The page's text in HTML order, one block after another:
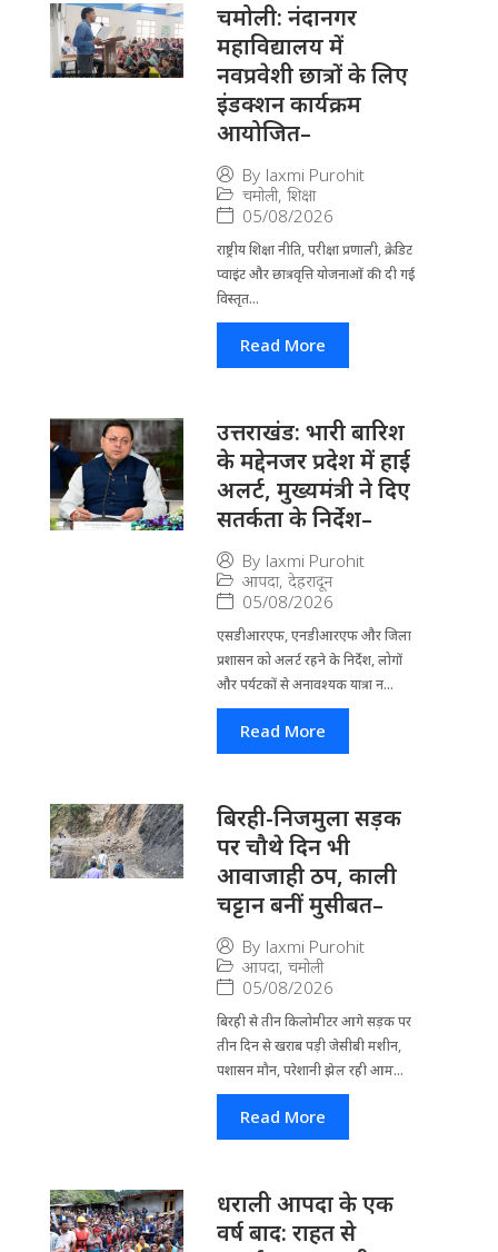
चमोली: नंदानगर
महाविद्यालय में
नवप्रवेशी छात्रों के लिए
इंडक्शन कार्यक्रम
आयोजित–
By laxmi Purohit
चमोली, शिक्षा
05/08/2026
राष्ट्रीय शिक्षा नीति, परीक्षा प्रणाली, क्रेडिट
प्वाइंट और छात्रवृत्ति योजनाओं की दी गई
विस्तृत...
Read More
उत्तराखंड: भारी बारिश
के मद्देनजर प्रदेश में हाई
अलर्ट, मुख्यमंत्री ने दिए
सतर्कता के निर्देश–
By laxmi Purohit
आपदा, देहरादून
05/08/2026
एसडीआरएफ, एनडीआरएफ और जिला
प्रशासन को अलर्ट रहने के निर्देश, लोगों
और पर्यटकों से अनावश्यक यात्रा न...
Read More
बिरही-निजमुला सड़क
पर चौथे दिन भी
आवाजाही ठप, काली
चट्टान बनीं मुसीबत–
By laxmi Purohit
आपदा, चमोली
05/08/2026
बिरही से तीन किलोमीटर आगे सड़क पर
तीन दिन से खराब पड़ी जेसीबी मशीन,
पशासन मौन, परेशानी झेल रही आम...
Read More
धराली आपदा के एक
वर्ष बाद: राहत से